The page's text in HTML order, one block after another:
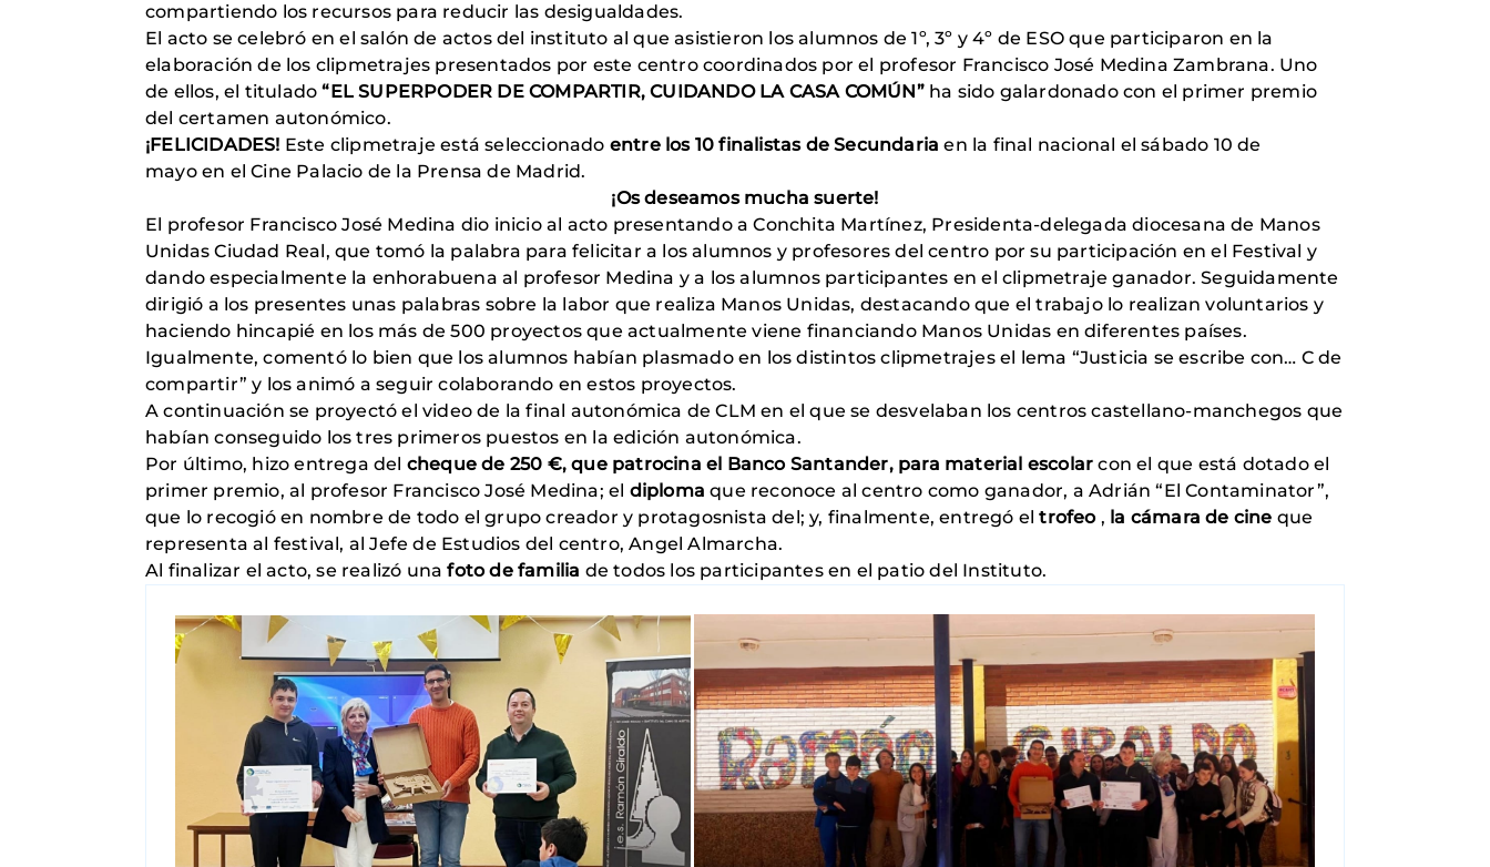
compartiendo los recursos para reducir las desigualdades.
El acto se celebró en el salón de actos del instituto al que asistieron los alumnos de 1º, 3º y 4º de ESO que participaron en la
elaboración de los clipmetrajes presentados por este centro coordinados por el profesor Francisco José Medina Zambrana. Uno
de ellos, el titulado“EL SUPERPODER DE COMPARTIR, CUIDANDO LA CASA COMÚN”ha sido galardonado con el primer premio
del certamen autonómico.
¡FELICIDADES! Este clipmetraje está seleccionado entre los 10 finalistas de Secundaria en la final nacional el sábado 10 de
mayo en el Cine Palacio de la Prensa de Madrid.
¡Os deseamos mucha suerte!
El profesor Francisco José Medina dio inicio al acto presentando a Conchita Martínez, Presidenta-delegada diocesana de Manos
Unidas Ciudad Real, que tomó la palabra para felicitar a los alumnos y profesores del centro por su participación en el Festival y
dando especialmente la enhorabuena al profesor Medina y a los alumnos participantes en el clipmetraje ganador. Seguidamente
dirigió a los presentes unas palabras sobre la labor que realiza Manos Unidas, destacando que el trabajo lo realizan voluntarios y
haciendo hincapié en los más de 500 proyectos que actualmente viene financiando Manos Unidas en diferentes países.
Igualmente, comentó lo bien que los alumnos habían plasmado en los distintos clipmetrajes el lema “Justicia se escribe con… C de
compartir” y los animó a seguir colaborando en estos proyectos.
A continuación se proyectó el video de la final autonómica de CLM en el que se desvelaban los centros castellano-manchegos que
habían conseguido los tres primeros puestos en la edición autonómica.
Por último, hizo entrega del cheque de 250 €, que patrocina el Banco Santander, para material escolar con el que está dotado el
primer premio, al profesor Francisco José Medina; el diplomaque reconoce al centro como ganador, a Adrián “El Contaminator”,
que lo recogió en nombre de todo el grupo creador y protagosnista del; y, finalmente, entregó eltrofeo , la cámara de cine que
representa al festival, al Jefe de Estudios del centro, Angel Almarcha.
Al finalizar el acto, se realizó unafoto de familia de todos los participantes en el patio del Instituto.